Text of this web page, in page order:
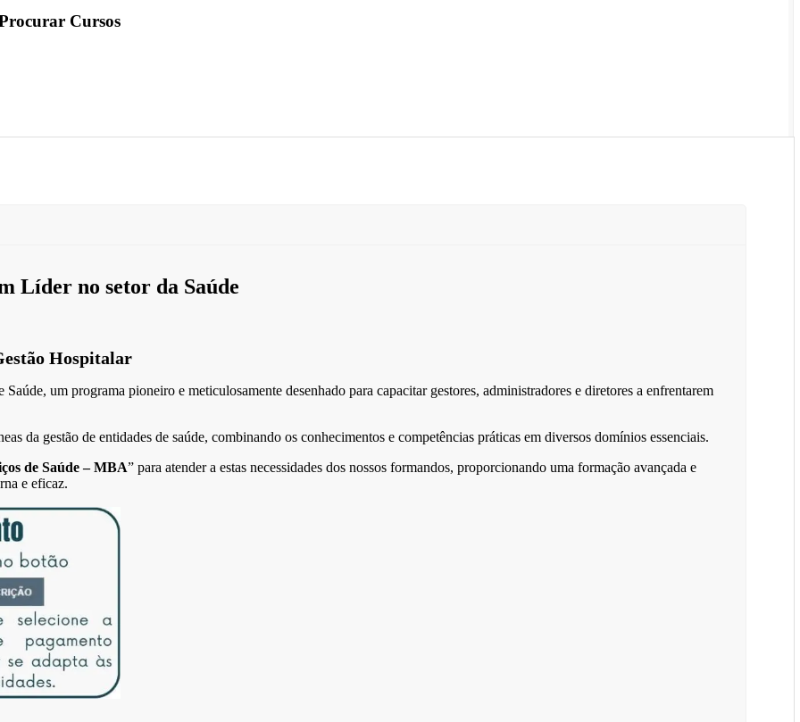
Serviços
Líder no setor da Saúde
Hospitalar
um programa pioneiro e meticulosamente desenhado para capacitar gestores, administradores e diretores a enfrentarem
da gestão de entidades de saúde, combinando os conhecimentos e competências práticas em diversos domínios essenciais.
de Saúde – MBA” para atender a estas necessidades dos nossos formandos, proporcionando uma formação avançada e
e eficaz.
Cursos